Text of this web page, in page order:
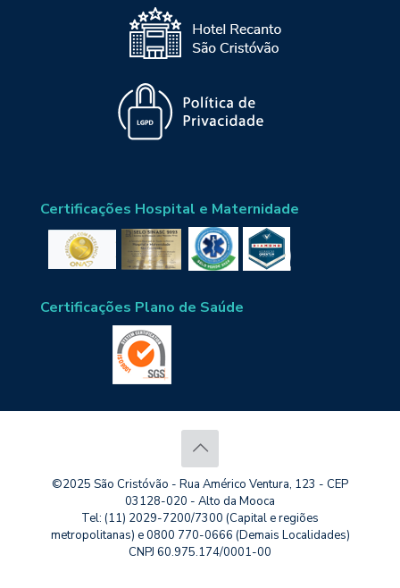
Certificações Hospital e Maternidade
Certificações Plano de Saúde
©2025 São Cristóvão - Rua Américo Ventura, 123 - CEP
03128-020 - Alto da Mooca
Tel: (11) 2029-7200/7300 (Capital e regiões
metropolitanas) e 0800 770-0666 (Demais Localidades)
CNPJ 60.975.174/0001-00